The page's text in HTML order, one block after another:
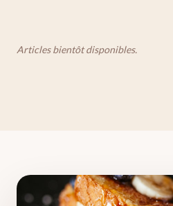
Articles bientôt disponibles.